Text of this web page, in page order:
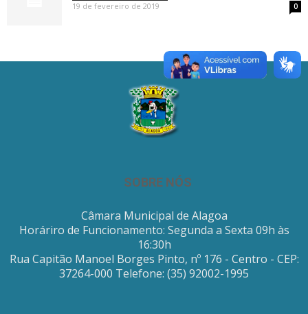
19 de fevereiro de 2019
0
SOBRE NÓS
Câmara Municipal de Alagoa
Horáriro de Funcionamento: Segunda a Sexta 09h às
16:30h
Rua Capitão Manoel Borges Pinto, nº 176 - Centro - CEP:
37264-000 Telefone: (35) 92002-1995